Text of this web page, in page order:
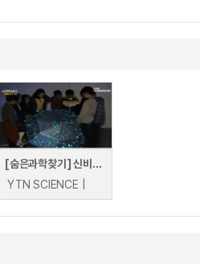
[숨은과학찾기] 신비로운 빛의 세계
YTN SCIENCE |